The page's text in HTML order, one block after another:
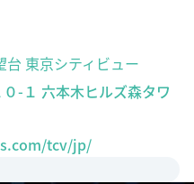
台 東京シティビュー
-１ 六本木ヒルズ森タワ
tcv/jp/